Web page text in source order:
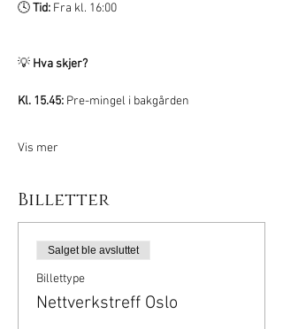
🕓 Tid: Fra kl. 16:00
💡 Hva skjer?
Kl. 15.45: Pre-mingel i bakgården
Vis mer
Billetter
Salget ble avsluttet
Billettype
Nettverkstreff Oslo